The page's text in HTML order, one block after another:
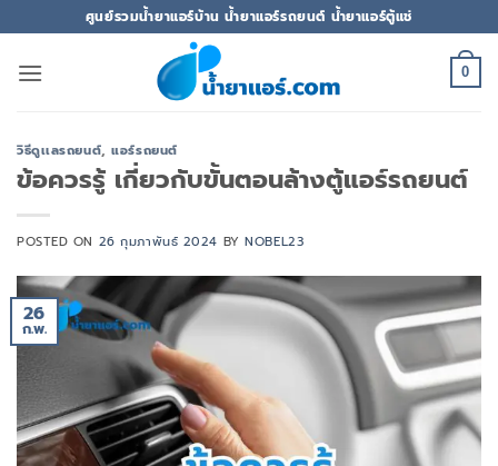
ไป
ยัง
ศูนย์รวมน้ำยาแอร์บ้าน น้ำยาแอร์รถยนต์ น้ำยาแอร์ตู้แช่
0
วิธีดูเเลรถยนต์,แอร์รถยนต์
ข้อควรรู้ เกี่ยวกับขั้นตอนล้างตู้แอร์รถยนต์
POSTED ON 26 กุมภาพันธ์ 2024 BYNOBEL23
26
ก.พ.